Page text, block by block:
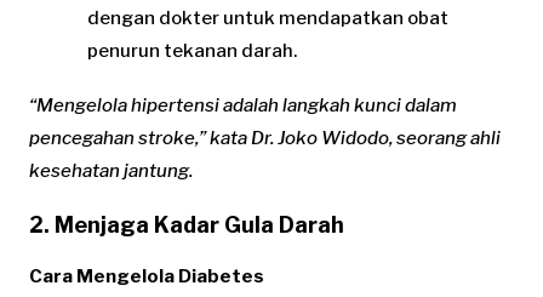
dengan dokter untuk mendapatkan obat
penurun tekanan darah.
“Mengelola hipertensi adalah langkah kunci dalam
pencegahan stroke,” kata Dr. Joko Widodo, seorang ahli
kesehatan jantung.
2. Menjaga Kadar Gula Darah
Cara Mengelola Diabetes